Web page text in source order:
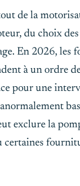
de la
du choix
En 2026, les
à un ordre
pour une
exclure la
certaines